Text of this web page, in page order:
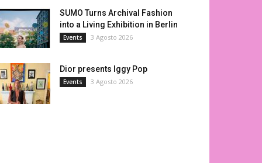
SUMO Turns Archival Fashion
into a Living Exhibition in Berlin
Events 3 Agosto 2026
Dior presents Iggy Pop
Events 3 Agosto 2026